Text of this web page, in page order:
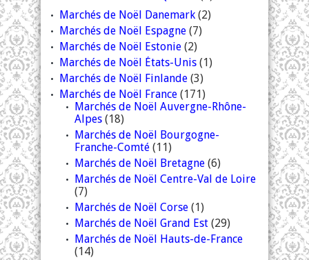
Marchés de Noël Danemark (2)
Marchés de Noël Espagne (7)
Marchés de Noël Estonie (2)
Marchés de Noël États-Unis (1)
Marchés de Noël Finlande (3)
Marchés de Noël France (171)
Marchés de Noël Auvergne-Rhône-
Alpes (18)
Marchés de Noël Bourgogne-
Franche-Comté (11)
Marchés de Noël Bretagne (6)
Marchés de Noël Centre-Val de Loire
(7)
Marchés de Noël Corse (1)
Marchés de Noël Grand Est (29)
Marchés de Noël Hauts-de-France
(14)